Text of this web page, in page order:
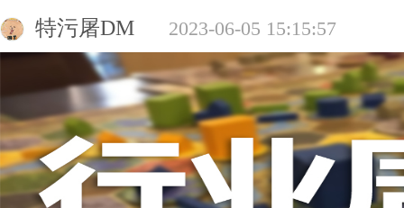
特污屠DM 2023-06-05 15:15:57